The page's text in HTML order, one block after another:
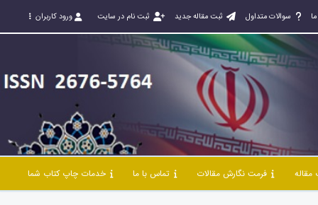
سوالات متداول ثبت مقاله جدید ثبت نام در سایت ورود کاربران
فرمت نگارش مقالات تماس با ما خدمات چاپ کتاب شما